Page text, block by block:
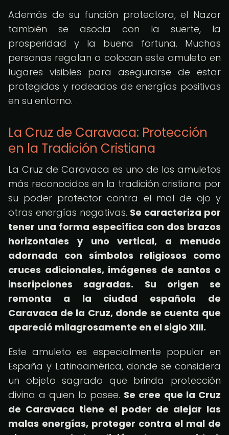
Además de su función protectora, el Nazar
también se asocia con la suerte, la
prosperidad y la buena fortuna. Muchas
personas regalan o colocan este amuleto en
lugares visibles para asegurarse de estar
protegidos y rodeados de energías positivas
en su entorno.
La Cruz de Caravaca: Protección
en la Tradición Cristiana
La Cruz de Caravaca es uno de los amuletos
más reconocidos en la tradición cristiana por
su poder protector contra el mal de ojo y
otras energías negativas. Se caracteriza por
tener una forma específica con dos brazos
horizontales y uno vertical, a menudo
adornada con símbolos religiosos como
cruces adicionales, imágenes de santos o
inscripciones sagradas.
Su origen se
remonta a la ciudad española de
Caravaca de la Cruz, donde se cuenta que
apareció milagrosamente en el siglo XIII.
Este amuleto es especialmente popular en
España y Latinoamérica, donde se considera
un objeto sagrado que brinda protección
divina a quien lo posee. Se cree que la Cruz
de Caravaca tiene el poder de alejar las
malas energías, proteger contra el mal de